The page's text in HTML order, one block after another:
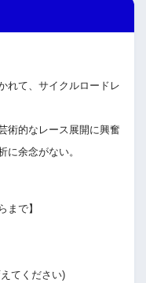
れて、サイクルロードレ
術的なレース展開に興奮
に余念がない。
まで】
てください)